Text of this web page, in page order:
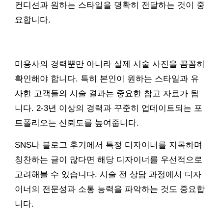
컨디션과 원하는 스타일을 명확히 전달하는 것이 중
요합니다.
미용사의 경력뿐만 아니라 실제 시술 사진을 꼼꼼히
확인해야 합니다. 특히 본인이 원하는 스타일과 유
사한 고객들의 시술 결과는 중요한 참고 자료가 됩
니다. 2-3년 이상의 경력과 꾸준히 업데이트되는 포
트폴리오는 신뢰도를 높여줍니다.
SNS나 블로그 후기에서 특정 디자이너를 지목하며
칭찬하는 글이 많다면 해당 디자이너를 우선적으로
고려해볼 수 있습니다. 시술 전 상담 과정에서 디자
이너의 전문성과 소통 능력을 파악하는 것도 중요합
니다.